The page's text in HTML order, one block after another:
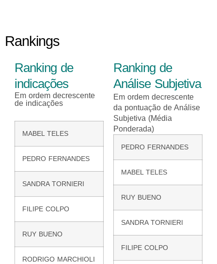
Rankings
Ranking de
indicações
Em ordem decrescente
de indicações
MABEL TELES
PEDRO FERNANDES
SANDRA TORNIERI
FILIPE COLPO
RUY BUENO
RODRIGO MARCHIOLI
Ranking de
Análise Subjetiva
Em ordem decrescente
da pontuação de Análise
Subjetiva (Média
Ponderada)
PEDRO FERNANDES
MABEL TELES
RUY BUENO
SANDRA TORNIERI
FILIPE COLPO